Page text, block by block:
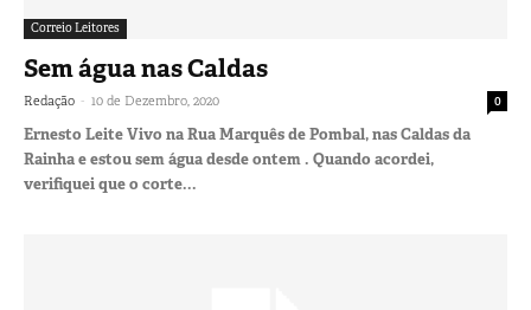
Correio Leitores
Sem água nas Caldas
Redação - 10 de Dezembro, 2020 0
Ernesto Leite Vivo na Rua Marquês de Pombal, nas Caldas da
Rainha e estou sem água desde ontem . Quando acordei,
verifiquei que o corte...